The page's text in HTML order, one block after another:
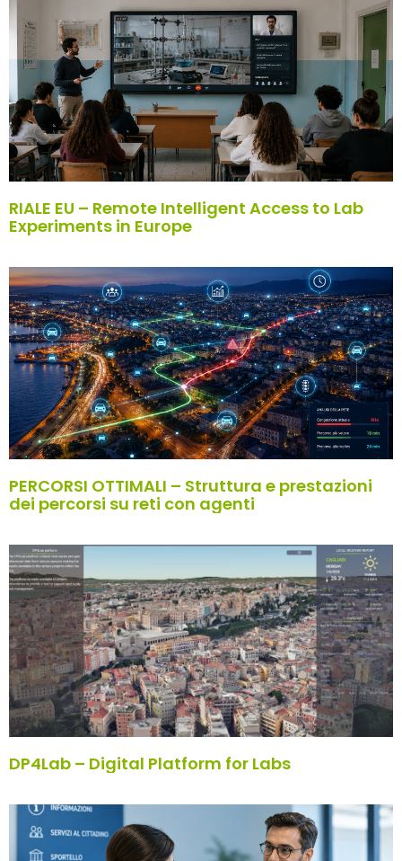
RIALE EU – Remote Intelligent Access to Lab
Experiments in Europe
PERCORSI OTTIMALI – Struttura e prestazioni
dei percorsi su reti con agenti
DP4Lab – Digital Platform for Labs